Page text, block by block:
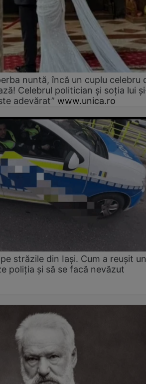
nuntă, încă un cuplu celebru
Celebrul politician și soția lui
adevărat” www.unica.ro
străzile din Iași. Cum a reușit un
poliția și să se facă nevăzut